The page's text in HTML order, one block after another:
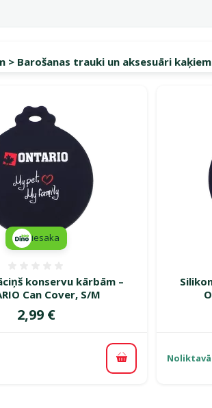
> Barošanas trauki un aksesuāri kaķiem
konservu kārbām –
Can Cover, S/M
Cena
2,99 €
iesaka
Pievienot grozam
Noliktavā